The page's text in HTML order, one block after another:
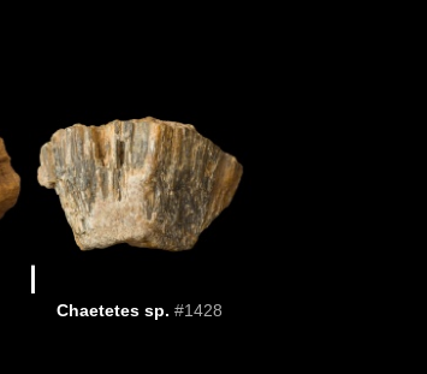
Chaetetes sp. #1428